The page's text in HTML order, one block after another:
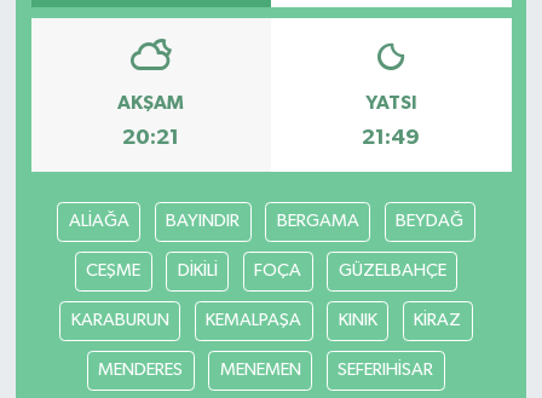
AKŞAM
20:21
YATSI
21:49
ALİAĞA BAYINDIR BERGAMA BEYDAĞ
CEŞME DİKİLİ FOÇA GÜZELBAHÇE
KARABURUN KEMALPAŞA KINIK KİRAZ
MENDERES MENEMEN SEFERIHİSAR